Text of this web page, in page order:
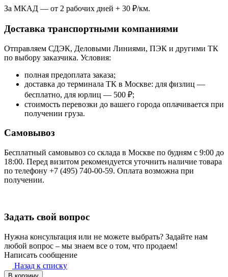
За МКАД — от 2 рабочих дней + 30 ₽/км.
Доставка транспортными компаниями
Отправляем СДЭК, Деловыми Линиями, ПЭК и другими ТК
по выбору заказчика. Условия:
полная предоплата заказа;
доставка до терминала ТК в Москве: для физлиц —
бесплатно, для юрлиц — 500 ₽;
стоимость перевозки до вашего города оплачивается при
получении груза.
Самовывоз
Бесплатный самовывоз со склада в Москве по будням с 9:00 до
18:00. Перед визитом рекомендуется уточнить наличие товара
по телефону +7 (495) 740-00-59. Оплата возможна при
получении.
Задать свой вопрос
Нужна консультация или не можете выбрать? Задайте нам
любой вопрос – мы знаем все о том, что продаем!
Написать сообщение
Назад к списку